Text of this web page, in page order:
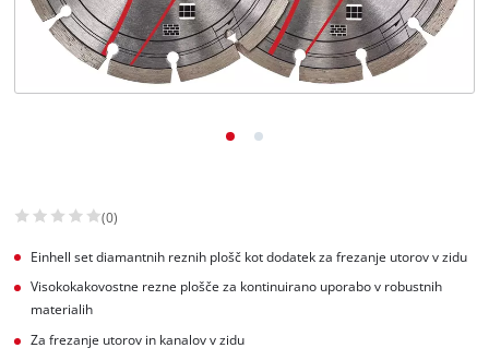
English
(0)
Einhell set diamantnih reznih plošč kot dodatek za frezanje utorov v zidu
Visokokakovostne rezne plošče za kontinuirano uporabo v robustnih
materialih
Za frezanje utorov in kanalov v zidu